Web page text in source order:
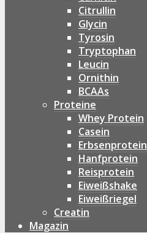
Citrullin
Glycin
Tyrosin
Tryptophan
Leucin
Ornithin
BCAAs
Proteine
Whey Protein
Casein
Erbsenprotein
Hanfprotein
Reisprotein
Eiweißshake
Eiweißriegel
Creatin
Magazin